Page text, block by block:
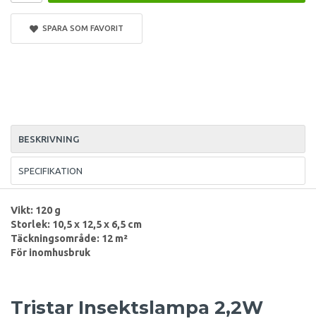
SPARA SOM FAVORIT
BESKRIVNING
SPECIFIKATION
Vikt: 120 g
Storlek: 10,5 x 12,5 x 6,5 cm
Täckningsområde: 12 m²
För inomhusbruk
Tristar Insektslampa 2,2W